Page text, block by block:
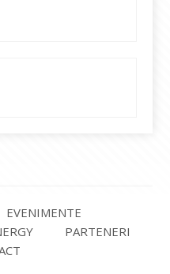
EVENIMENTE
PARTENERI